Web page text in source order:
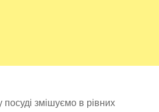
змішуємо в рівних